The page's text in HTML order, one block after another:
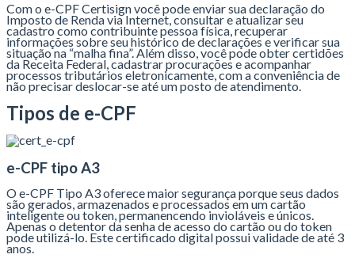
Com o e-CPF Certisign você pode enviar sua declaração do
Imposto de Renda via Internet, consultar e atualizar seu
cadastro como contribuinte pessoa física, recuperar
informações sobre seu histórico de declarações e verificar sua
situação na “malha fina”. Além disso, você pode obter certidões
da Receita Federal, cadastrar procurações e acompanhar
processos tributários eletronicamente, com a conveniência de
não precisar deslocar-se até um posto de atendimento.
Tipos de e-CPF
e-CPF tipo A3
O e-CPF Tipo A3 oferece maior segurança porque seus dados
são gerados, armazenados e processados em um cartão
inteligente ou token, permanencendo invioláveis e únicos.
Apenas o detentor da senha de acesso do cartão ou do token
pode utilizá-lo. Este certificado digital possui validade de até 3
anos.